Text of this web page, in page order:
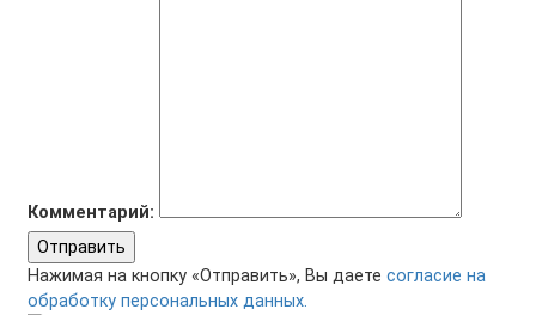
Комментарий:
Отправить
Нажимая на кнопку «Отправить», Вы даете согласие на
обработку персональных данных.